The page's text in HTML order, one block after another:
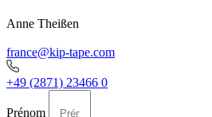
Anne Theißen
france@kip-tape.com
+49 (2871) 23466 0
Prénom